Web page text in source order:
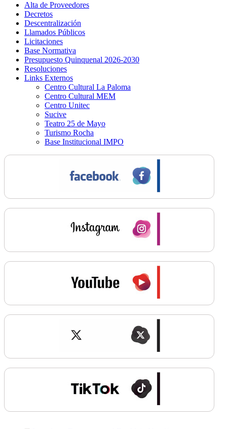
Alta de Proveedores
Decretos
Descentralización
Llamados Públicos
Licitaciones
Base Normativa
Presupuesto Quinquenal 2026-2030
Resoluciones
Links Externos
Centro Cultural La Paloma
Centro Cultural MEM
Centro Unitec
Sucive
Teatro 25 de Mayo
Turismo Rocha
Base Institucional IMPO